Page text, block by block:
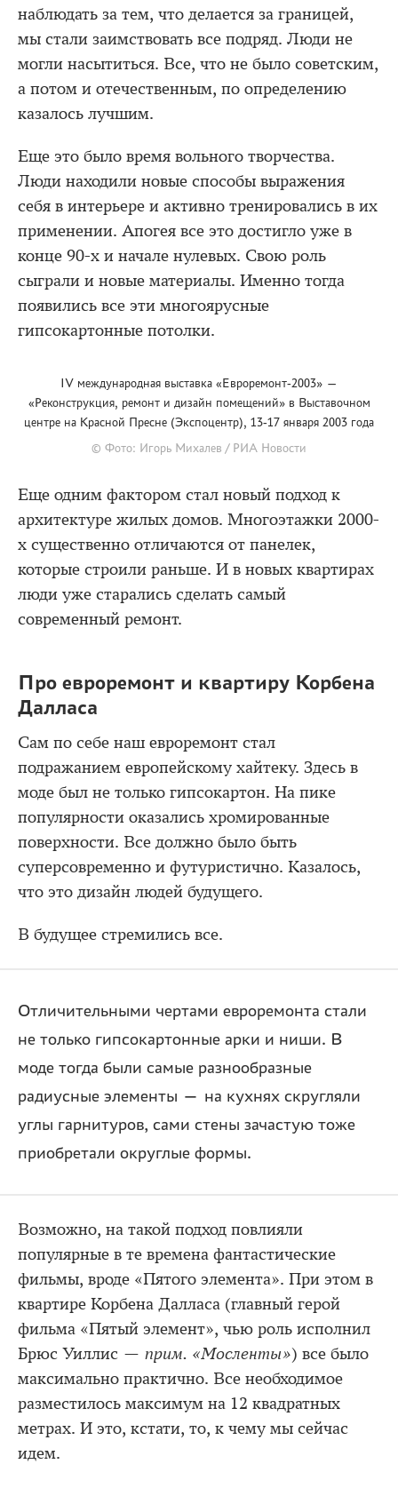
наблюдать за тем, что делается за границей,
мы стали заимствовать все подряд. Люди не
могли насытиться. Все, что не было советским,
а потом и отечественным, по определению
казалось лучшим.
Еще это было время вольного творчества.
Люди находили новые способы выражения
себя в интерьере и активно тренировались в их
применении. Апогея все это достигло уже в
конце 90-х и начале нулевых. Свою роль
сыграли и новые материалы. Именно тогда
появились все эти многоярусные
гипсокартонные потолки.
IV международная выставка «Евроремонт-2003» —
«Реконструкция, ремонт и дизайн помещений» в Выставочном
центре на Красной Пресне (Экспоцентр), 13-17 января 2003 года
© Фото: Игорь Михалев / РИА Новости
Еще одним фактором стал новый подход к
архитектуре жилых домов. Многоэтажки 2000-
х существенно отличаются от панелек,
которые строили раньше. И в новых квартирах
люди уже старались сделать самый
современный ремонт.
Про евроремонт и квартиру Корбена
Далласа
Сам по себе наш евроремонт стал
подражанием европейскому хайтеку. Здесь в
моде был не только гипсокартон. На пике
популярности оказались хромированные
поверхности. Все должно было быть
суперсовременно и футуристично. Казалось,
что это дизайн людей будущего.
В будущее стремились все.
Отличительными чертами евроремонта стали
не только гипсокартонные арки и ниши. В
моде тогда были самые разнообразные
радиусные элементы — на кухнях скругляли
углы гарнитуров, сами стены зачастую тоже
приобретали округлые формы.
Возможно, на такой подход повлияли
популярные в те времена фантастические
фильмы, вроде «Пятого элемента». При этом в
квартире Корбена Далласа (главный герой
фильма «Пятый элемент», чью роль исполнил
Брюс Уиллис — прим. «Мосленты») все было
максимально практично. Все необходимое
разместилось максимум на 12 квадратных
метрах. И это, кстати, то, к чему мы сейчас
идем.